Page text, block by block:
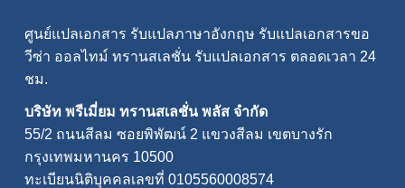
ศูนย์แปลเอกสาร รับแปลภาษาอังกฤษ รับแปลเอกสารขอ
วีซ่า ออลไทม์ ทรานสเลชั่น รับแปลเอกสาร ตลอดเวลา 24
ชม.
บริษัท พรีเมี่ยม ทรานสเลชั่น พลัส จำกัด
55/2 ถนนสีลม ซอยพิพัฒน์ 2 แขวงสีลม เขตบางรัก
กรุงเทพมหานคร 10500
ทะเบียนนิติบุคคลเลขที่ 0105560008574